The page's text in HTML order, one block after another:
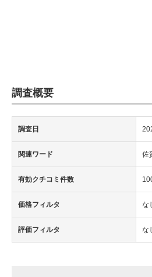
調査概要
調査日
関連ワード 佐
有効クチコミ件数
価格フィルタ な
評価フィルタ な